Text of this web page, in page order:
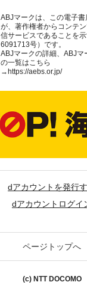
ABJマークは、この電子
が、著作権者からコンテ
信サービスであることを
6091713号）です。
ABJマークの詳細、ABJ
の一覧はこちら
→ https://aebs.or.jp/
dアカウントを発行
dアカウントログイ
ページトップへ
(c) NTT DOCOMO